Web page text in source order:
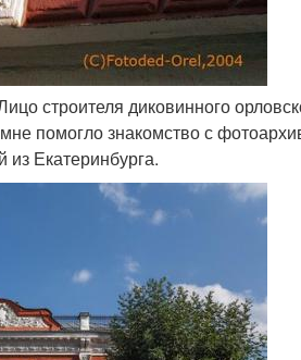
строителя диковинного
помогло знакомство с
Екатеринбурга.